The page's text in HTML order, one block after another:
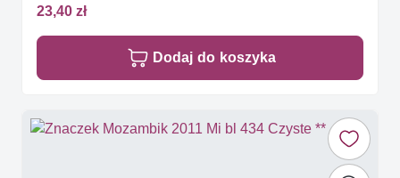
23,40 zł
Dodaj do koszyka